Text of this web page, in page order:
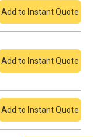
Add to Instant Quote
Add to Instant Quote
Add to Instant Quote